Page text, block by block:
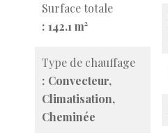
Surface totale
142.1 m²
Type de chauffage
Convecteur,
Climatisation,
Cheminée